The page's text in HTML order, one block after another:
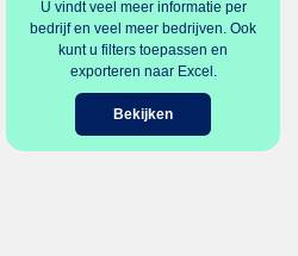
U vindt veel meer informatie per
bedrijf en veel meer bedrijven. Ook
kunt u filters toepassen en
exporteren naar Excel.
Bekijken